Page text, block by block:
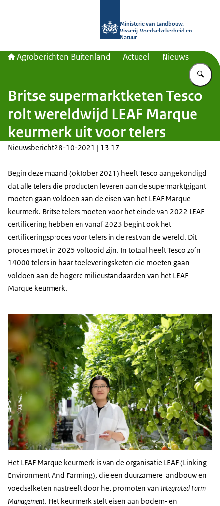
Ministerie van Landbouw,
Visserij, Voedselzekerheid en
Natuur
Agroberichten Buitenland Actueel Nieuws
Britse supermarktketen Tesco
rolt wereldwijd LEAF Marque
keurmerk uit voor telers
Nieuwsbericht28-10-2021 | 13:17
Begin deze maand (oktober 2021) heeft Tesco aangekondigd
dat alle telers die producten leveren aan de supermarktgigant
moeten gaan voldoen aan de eisen van het LEAF Marque
keurmerk. Britse telers moeten voor het einde van 2022 LEAF
certificering hebben en vanaf 2023 begint ook het
certificeringsproces voor telers in de rest van de wereld. Dit
proces moet in 2025 voltooid zijn. In totaal heeft Tesco zo’n
14000 telers in haar toeleveringsketen die moeten gaan
voldoen aan de hogere milieustandaarden van het LEAF
Marque keurmerk.
Het LEAF Marque keurmerk is van de organisatie LEAF (Linking
Environment And Farming), die een duurzamere landbouw en
voedselketen nastreeft door het promoten van Integrated Farm
Management. Het keurmerk stelt eisen aan bodem- en